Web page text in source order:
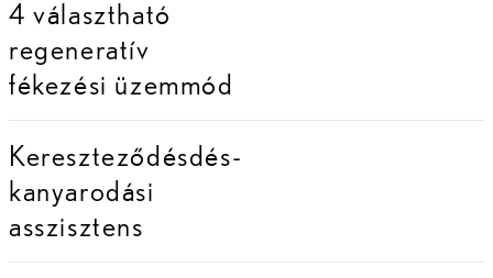
4 választható
regeneratív
fékezési üzemmód
Kereszteződésdés-
kanyarodási
asszisztens